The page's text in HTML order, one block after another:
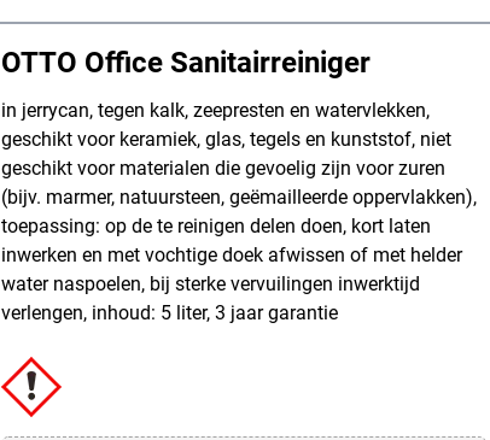
OTTO Office Sanitairreiniger
in jerrycan, tegen kalk, zeepresten en watervlekken,
geschikt voor keramiek, glas, tegels en kunststof, niet
geschikt voor materialen die gevoelig zijn voor zuren
(bijv. marmer, natuursteen, geëmailleerde oppervlakken),
toepassing: op de te reinigen delen doen, kort laten
inwerken en met vochtige doek afwissen of met helder
water naspoelen, bij sterke vervuilingen inwerktijd
verlengen, inhoud: 5 liter, 3 jaar garantie